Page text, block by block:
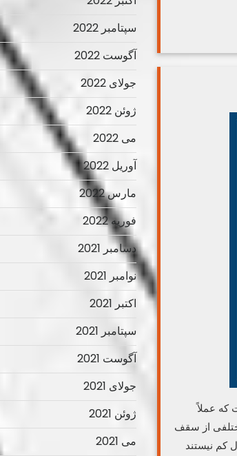
که عملاً
از سقف
کم نیستند
سپتامبر 2022
آگوست 2022
جولای 2022
ژوئن 2022
می 2022
آوریل 2022
مارس 2022
فوریه 2022
دسامبر 2021
نوامبر 2021
اکتبر 2021
سپتامبر 2021
آگوست 2021
جولای 2021
ژوئن 2021
می 2021